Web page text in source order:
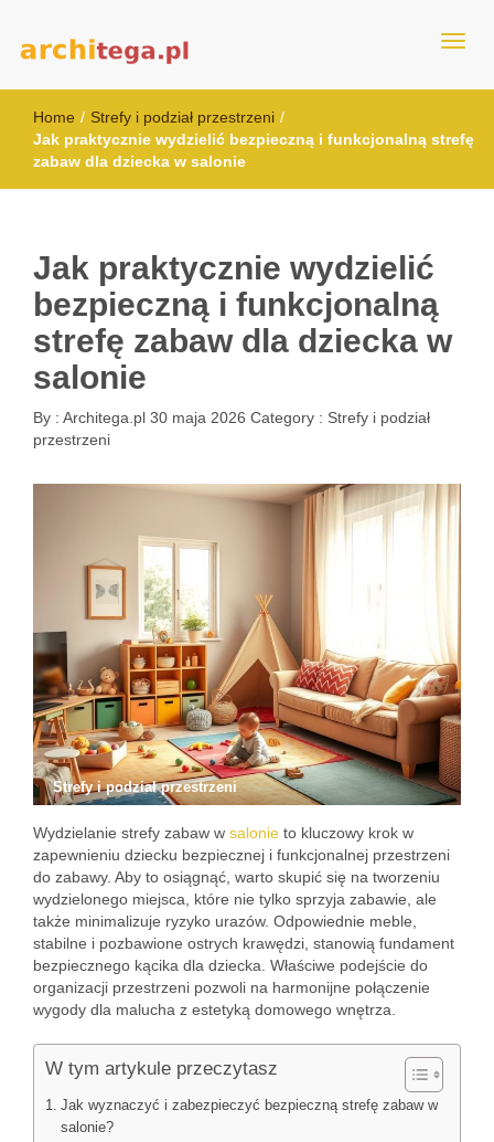
architega.pl
Home / Strefy i podział przestrzeni /
Jak praktycznie wydzielić bezpieczną i funkcjonalną strefę
zabaw dla dziecka w salonie
Jak praktycznie wydzielić
bezpieczną i funkcjonalną
strefę zabaw dla dziecka w
salonie
By : Architega.pl 30 maja 2026 Category : Strefy i podział
przestrzeni
Strefy i podział przestrzeni
Wydzielanie strefy zabaw w salonie to kluczowy krok w
zapewnieniu dziecku bezpiecznej i funkcjonalnej przestrzeni
do zabawy. Aby to osiągnąć, warto skupić się na tworzeniu
wydzielonego miejsca, które nie tylko sprzyja zabawie, ale
także minimalizuje ryzyko urazów. Odpowiednie meble,
stabilne i pozbawione ostrych krawędzi, stanowią fundament
bezpiecznego kącika dla dziecka. Właściwe podejście do
organizacji przestrzeni pozwoli na harmonijne połączenie
wygody dla malucha z estetyką domowego wnętrza.
W tym artykule przeczytasz
Jak wyznaczyć i zabezpieczyć bezpieczną strefę zabaw w
salonie?